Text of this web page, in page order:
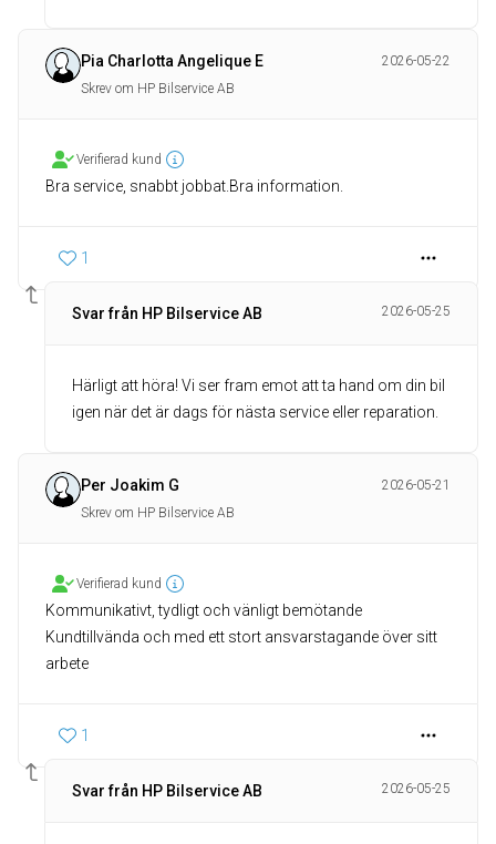
Pia Charlotta Angelique E
2026-05-22
Skrev om HP Bilservice AB
Verifierad kund
Bra service, snabbt jobbat.Bra information.
1
Svar från HP Bilservice AB 2026-05-25
Härligt att höra! Vi ser fram emot att ta hand om din bil
igen när det är dags för nästa service eller reparation.
Per Joakim G
2026-05-21
Skrev om HP Bilservice AB
Verifierad kund
Kommunikativt, tydligt och vänligt bemötande
Kundtillvända och med ett stort ansvarstagande över sitt
arbete
1
Svar från HP Bilservice AB 2026-05-25